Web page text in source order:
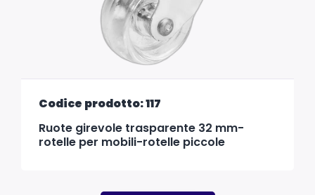
Codice prodotto: 117
Ruote girevole trasparente 32 mm-
rotelle per mobili-rotelle piccole